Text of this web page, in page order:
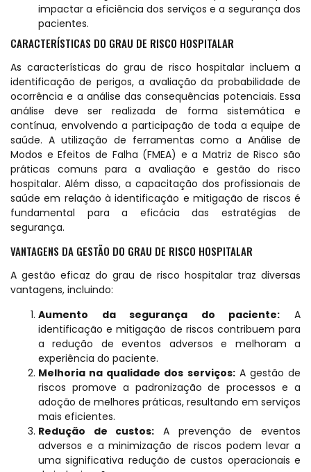
impactar a eficiência dos serviços e a segurança dos
pacientes.
CARACTERÍSTICAS DO GRAU DE RISCO HOSPITALAR
As características do grau de risco hospitalar incluem a
identificação de perigos, a avaliação da probabilidade de
ocorrência e a análise das consequências potenciais. Essa
análise deve ser realizada de forma sistemática e
contínua, envolvendo a participação de toda a equipe de
saúde. A utilização de ferramentas como a Análise de
Modos e Efeitos de Falha (FMEA) e a Matriz de Risco são
práticas comuns para a avaliação e gestão do risco
hospitalar. Além disso, a capacitação dos profissionais de
saúde em relação à identificação e mitigação de riscos é
fundamental para a eficácia das estratégias de
segurança.
VANTAGENS DA GESTÃO DO GRAU DE RISCO HOSPITALAR
A gestão eficaz do grau de risco hospitalar traz diversas
vantagens, incluindo:
Aumento da segurança do paciente: A
identificação e mitigação de riscos contribuem para
a redução de eventos adversos e melhoram a
experiência do paciente.
Melhoria na qualidade dos serviços:A gestão de
riscos promove a padronização de processos e a
adoção de melhores práticas, resultando em serviços
mais eficientes.
Redução de custos: A prevenção de eventos
adversos e a minimização de riscos podem levar a
uma significativa redução de custos operacionais e